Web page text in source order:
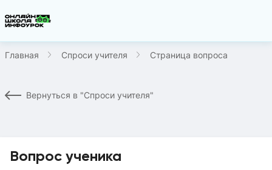
Главная Спроси учителя Страница вопроса
Вернуться в "Спроси учителя"
Вопрос ученика